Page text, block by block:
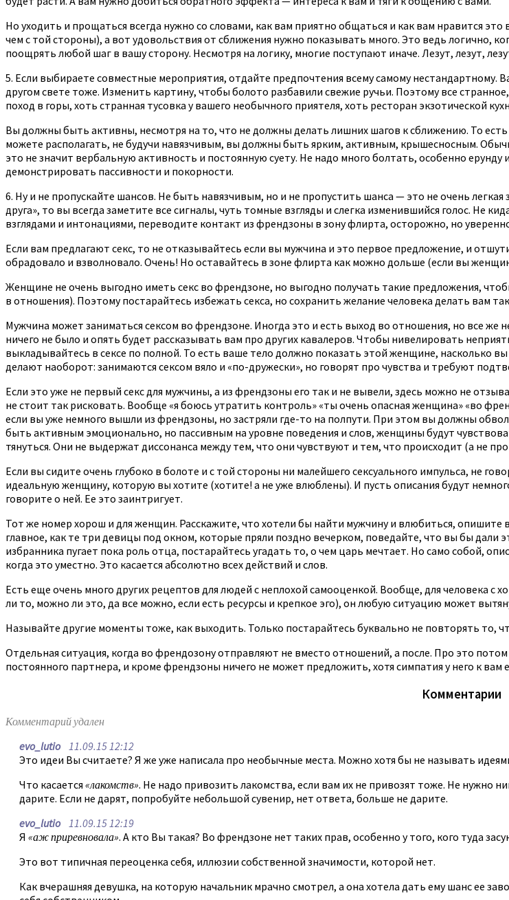
Но уходить и прощаться всегда нужно со словами, как вам приятно общаться и как вам нравится
чем с той стороны), а вот удовольствия от сближения нужно показывать много. Это ведь логично,
поощрять любой шаг в вашу сторону. Несмотря на логику, многие поступают иначе. Лезут, лезут,
5. Если выбираете совместные мероприятия, отдайте предпочтения всему самому нестандартному.
другом свете тоже. Изменить картину, чтобы болото разбавили свежие ручьи. Поэтому все
поход в горы, хоть странная тусовка у вашего необычного приятеля, хоть ресторан экзотической
Вы должны быть активны, несмотря на то, что не должны делать лишних шагов к сближению. То
можете располагать, не будучи навязчивым, вы должны быть ярким, активным, крышесносным.
это не значит вербальную активность и постоянную суету. Не надо много болтать, особенно
демонстрировать пассивности и покорности.
6. Ну и не пропускайте шансов. Не быть навязчивым, но и не пропустить шанса — это не очень
друга», то вы всегда заметите все сигналы, чуть томные взгляды и слегка изменившийся голос. Не
взглядами и интонациями, переводите контакт из френдзоны в зону флирта, осторожно, но
Если вам предлагают секс, то не отказывайтесь если вы мужчина и это первое предложение, и
обрадовало и взволновало. Очень! Но оставайтесь в зоне флирта как можно дольше (если вы
Женщине не очень выгодно иметь секс во френдзоне, но выгодно получать такие предложения,
в отношения). Поэтому постарайтесь избежать секса, но сохранить желание человека делать вам
Мужчина может заниматься сексом во френдзоне. Иногда это и есть выход во отношения, но все же
ничего не было и опять будет рассказывать вам про других кавалеров. Чтобы нивелировать
выкладывайтесь в сексе по полной. То есть ваше тело должно показать этой женщине, насколько
делают наоборот: занимаются сексом вяло и «по-дружески», но говорят про чувства и требуют
Если это уже не первый секс для мужчины, а из френдзоны его так и не вывели, здесь можно не
не стоит так рисковать. Вообще «я боюсь утратить контроль» «ты очень опасная женщина» «во
если вы уже немного вышли из френдзоны, но застряли где-то на полпути. При этом вы должны
быть активным эмоционально, но пассивным на уровне поведения и слов, женщины будут
тянуться. Они не выдержат диссонанса между тем, что они чувствуют и тем, что происходит (а не
Если вы сидите очень глубоко в болоте и с той стороны ни малейшего сексуального импульса, не
идеальную женщину, которую вы хотите (хотите! а не уже влюблены). И пусть описания будут
говорите о ней. Ее это заинтригует.
Тот же номер хорош и для женщин. Расскажите, что хотели бы найти мужчину и влюбиться,
главное, как те три девицы под окном, которые пряли поздно вечерком, поведайте, что вы бы дали
избранника пугает пока роль отца, постарайтесь угадать то, о чем царь мечтает. Но само собой,
когда это уместно. Это касается абсолютно всех действий и слов.
Есть еще очень много других рецептов для людей с неплохой самооценкой. Вообще, для человека
ли то, можно ли это, да все можно, если есть ресурсы и крепкое эго), он любую ситуацию может
Называйте другие моменты тоже, как выходить. Только постарайтесь буквально не повторять то,
Отдельная ситуация, когда во френдозону отправляют не вместо отношений, а после. Про это
постоянного партнера, и кроме френдзоны ничего не может предложить, хотя симпатия у него к вам
Комментарии
Комментарий удален
evo_lutio11.09.15 12:12
Это идеи Вы считаете? Я же уже написала про необычные места. Можно хотя бы не называть
Что касается «лакомств». Не надо привозить лакомства, если вам их не привозят тоже. Не нужно
дарите. Если не дарят, попробуйте небольшой сувенир, нет ответа, больше не дарите.
evo_lutio11.09.15 12:19
Я «аж приревновала». А кто Вы такая? Во френдзоне нет таких прав, особенно у того, кого туда
Это вот типичная переоценка себя, иллюзии собственной значимости, которой нет.
Как вчерашняя девушка, на которую начальник мрачно смотрел, а она хотела дать ему шанс ее